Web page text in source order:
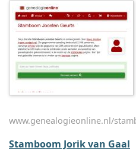
www.genealogieonline.nl/
Stamboom Jorik van Gaal